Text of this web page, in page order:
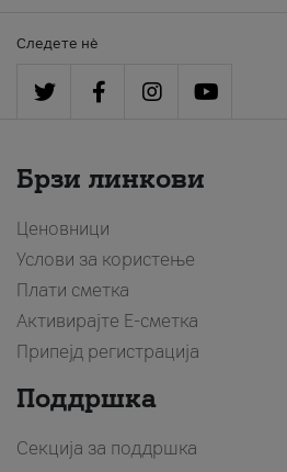
Следете нè
Брзи линкови
Ценовници
Услови за користење
Плати сметка
Активирајте Е-сметка
Припејд регистрација
Поддршка
Секција за поддршка